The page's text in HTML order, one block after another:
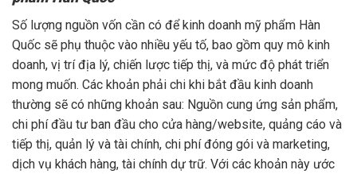
Số lượng nguồn vốn cần có để kinh doanh mỹ phẩm Hàn
Quốc sẽ phụ thuộc vào nhiều yếu tố, bao gồm quy mô kinh
doanh, vị trí địa lý, chiến lược tiếp thị, và mức độ phát triển
mong muốn. Các khoản phải chi khi bắt đầu kinh doanh
thường sẽ có những khoản sau: Nguồn cung ứng sản phẩm,
chi phí đầu tư ban đầu cho cửa hàng/website, quảng cáo và
tiếp thị, quản lý và tài chính, chi phí đóng gói và marketing,
dịch vụ khách hàng, tài chính dự trữ. Với các khoản này ước